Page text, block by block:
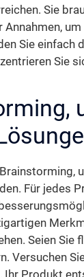
Sie
Annahmen,
Sie einfach
Sie
Für jedes
Seien Sie
Versuchen
Ihr Produkt